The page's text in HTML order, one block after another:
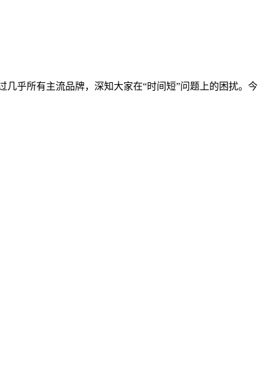
乎所有主流品牌，深知大家在“时间短”问题上的困扰。今